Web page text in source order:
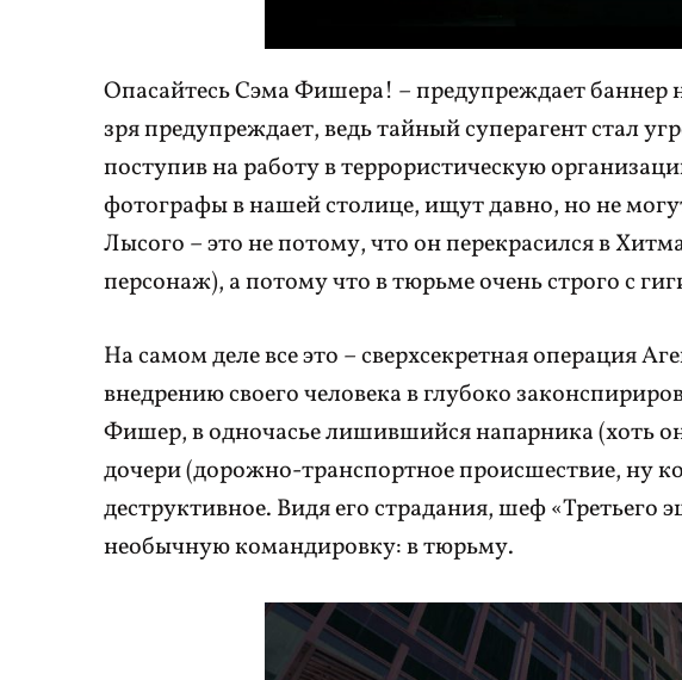
Опасайтесь Сэма Фишера! – предупреждает
зря предупреждает, ведь тайный суперагент стал
поступив на работу в террористическую
фотографы в нашей столице, ищут давно, но не
Лысого – это не потому, что он перекрасился в
персонаж), а потому что в тюрьме очень строго с
На самом деле все это – сверхсекретная операция
внедрению своего человека в глубоко
Фишер, в одночасье лишившийся напарника (хоть
дочери (дорожно-транспортное происшествие, ну
деструктивное. Видя его страдания, шеф
необычную командировку: в тюрьму.